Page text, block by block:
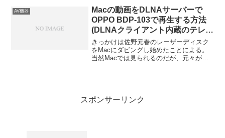
AV機器
Macの動画をDLNAサーバーで
OPPO BDP-103で再生する方法
(DLNAクライアント内蔵のテレビ
でも可)
きっかけは佐野元春のレーザーディスク
をMacにダビングし始めたことによる。
当然Macでは見られるのだが、元々がテ
スポンサーリンク